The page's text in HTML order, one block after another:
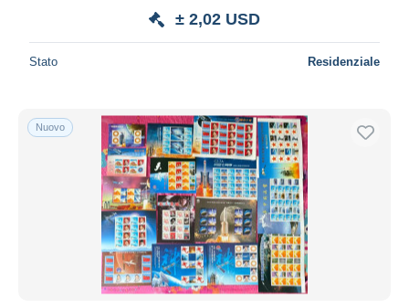
± 2,02 USD
Stato Residenziale
Nuovo